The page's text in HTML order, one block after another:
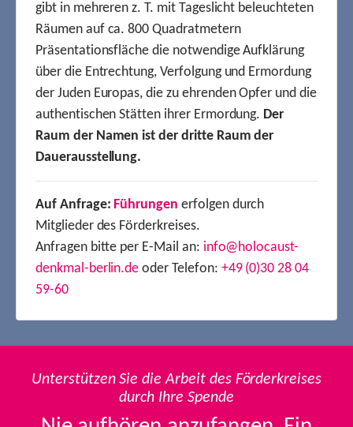
gibt in mehreren z. T. mit Tageslicht beleuchteten
Räumen auf ca. 800 Quadratmetern
Präsentationsfläche die notwendige Aufklärung
über die Entrechtung, Verfolgung und Ermordung
der Juden Europas, die zu ehrenden Opfer und die
authentischen Stätten ihrer Ermordung. Der
Raum der Namen ist der dritte Raum der
Dauerausstellung.
Auf Anfrage: Führungen erfolgen durch
Mitglieder des Förderkreises.
Anfragen bitte per E-Mail an: info@holocaust-
denkmal-berlin.de oder Telefon: +49 (0)30 28 04
59-60
Unterstützen Sie die Arbeit des Förderkreises
durch Ihre Spende